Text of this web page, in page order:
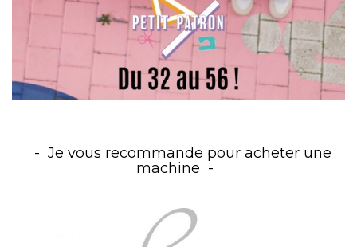
Je vous recommande pour acheter une
machine